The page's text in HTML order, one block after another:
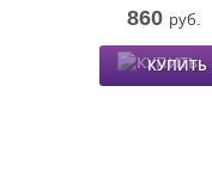
860 руб.
КУПИТЬ